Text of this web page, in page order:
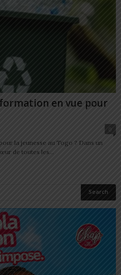
en vue pour
0
la jeunesse au Togo ? Dans un
de toutes les...